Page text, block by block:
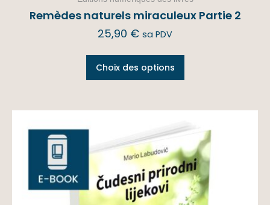
Remèdes naturels miraculeux Partie 2
25,90 € sa PDV
Choix des options